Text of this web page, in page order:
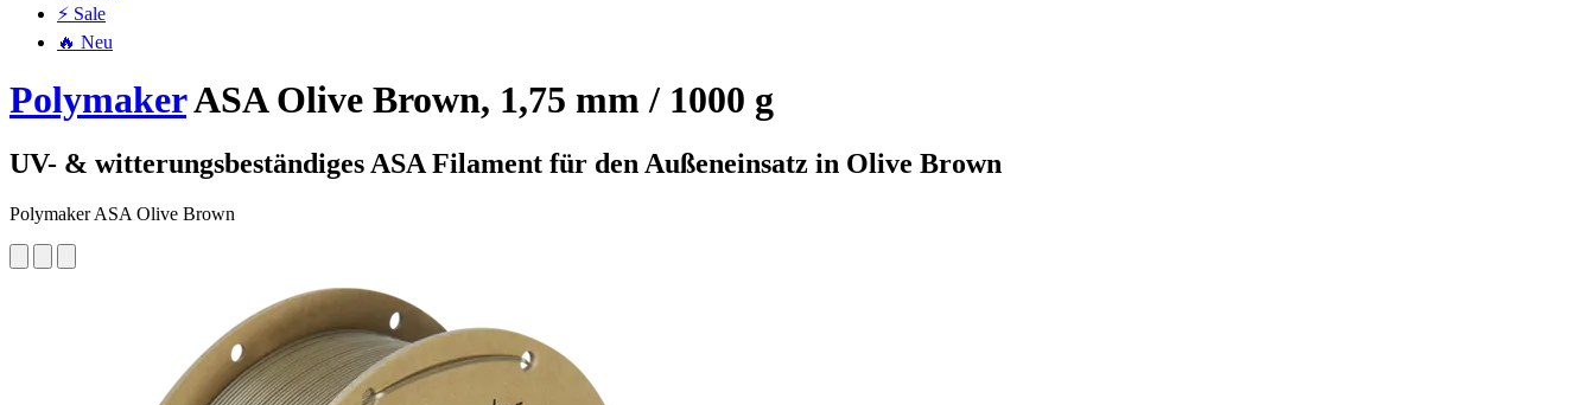
⚡ Sale
🔥 Neu
PolymakerASA Olive Brown, 1,75 mm / 1000 g
UV- & witterungsbeständiges ASA Filament für den Außeneinsatz in Olive Brown
Polymaker ASA Olive Brown